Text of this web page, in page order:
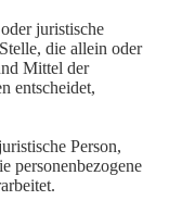
juristische
die allein oder
Mittel der
entscheidet,
Person,
personenbezogene